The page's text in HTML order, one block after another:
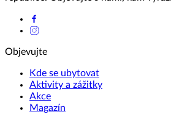
Objevujte
Kde se ubytovat
Aktivity a zážitky
Akce
Magazín